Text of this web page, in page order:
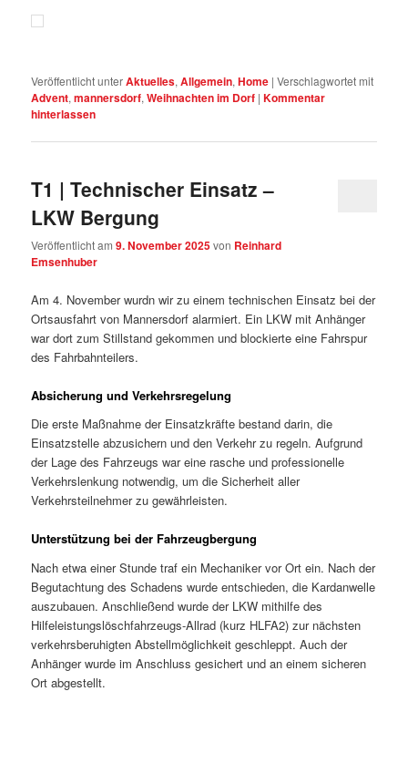
Veröffentlicht unterAktuelles,Allgemein,Home |Verschlagwortet mit
Advent,mannersdorf,Weihnachten im Dorf |Kommentar
hinterlassen
T1 | Technischer Einsatz –
LKW Bergung
Veröffentlicht am9. November 2025von Reinhard
Emsenhuber
Am 4. November wurdn wir zu einem technischen Einsatz bei der
Ortsausfahrt von Mannersdorf alarmiert. Ein LKW mit Anhänger
war dort zum Stillstand gekommen und blockierte eine Fahrspur
des Fahrbahnteilers.
Absicherung und Verkehrsregelung
Die erste Maßnahme der Einsatzkräfte bestand darin, die
Einsatzstelle abzusichern und den Verkehr zu regeln. Aufgrund
der Lage des Fahrzeugs war eine rasche und professionelle
Verkehrslenkung notwendig, um die Sicherheit aller
Verkehrsteilnehmer zu gewährleisten.
Unterstützung bei der Fahrzeugbergung
Nach etwa einer Stunde traf ein Mechaniker vor Ort ein. Nach der
Begutachtung des Schadens wurde entschieden, die Kardanwelle
auszubauen. Anschließend wurde der LKW mithilfe des
Hilfeleistungslöschfahrzeugs-Allrad (kurz HLFA2) zur nächsten
verkehrsberuhigten Abstellmöglichkeit geschleppt. Auch der
Anhänger wurde im Anschluss gesichert und an einem sicheren
Ort abgestellt.